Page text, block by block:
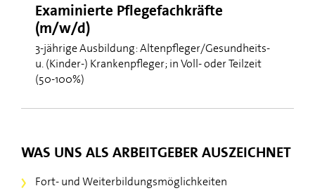
Examinierte Pflegefachkräfte
(m/w/d)
3-jährige Ausbildung: Altenpfleger/Gesundheits-
u. (Kinder-) Krankenpfleger; in Voll- oder Teilzeit
(50-100%)
WAS UNS ALS ARBEITGEBER AUSZEICHNET
Fort- und Weiterbildungsmöglichkeiten